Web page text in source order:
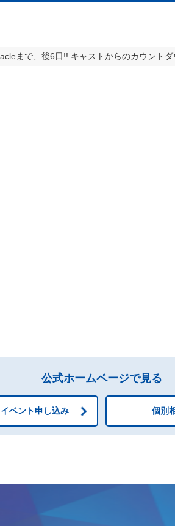
まで、後6日!! キャストからのカウント
公式ホームページで見る
イベント申し込み 個別